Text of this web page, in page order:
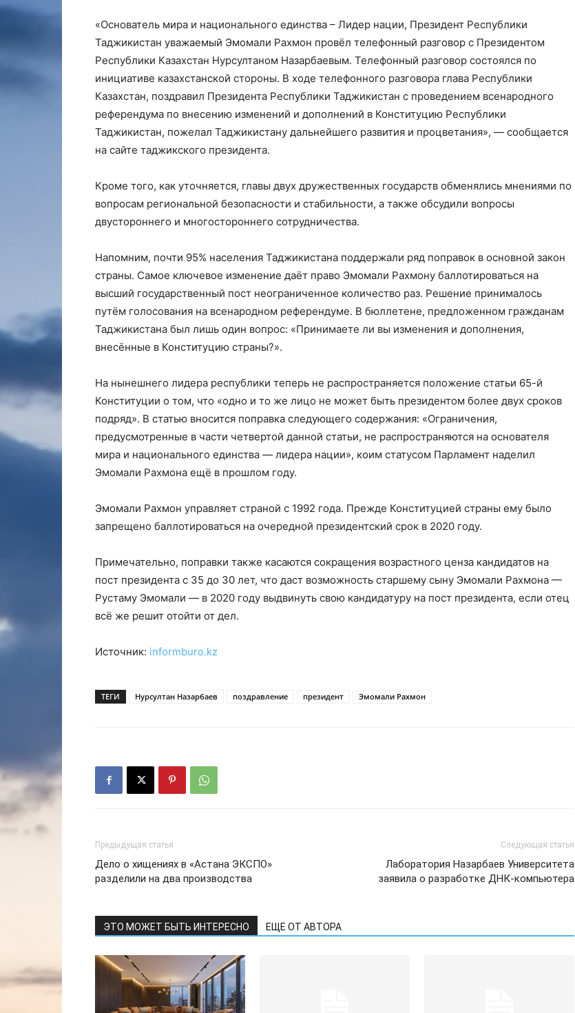
«Основатель мира и национального единства – Лидер нации, Президент Республики
Таджикистан уважаемый Эмомали Рахмон провёл телефонный разговор с Президентом
Республики Казахстан Нурсултаном Назарбаевым. Телефонный разговор состоялся по
инициативе казахстанской стороны. В ходе телефонного разговора глава Республики
Казахстан, поздравил Президента Республики Таджикистан с проведением всенародного
референдума по внесению изменений и дополнений в Конституцию Республики
Таджикистан, пожелал Таджикистану дальнейшего развития и процветания», — сообщается
на сайте таджикского президента.
Кроме того, как уточняется, главы двух дружественных государств обменялись мнениями по
вопросам региональной безопасности и стабильности, а также обсудили вопросы
двустороннего и многостороннего сотрудничества.
Напомним, почти 95% населения Таджикистана поддержали ряд поправок в основной закон
страны. Самое ключевое изменение даёт право Эмомали Рахмону баллотироваться на
высший государственный пост неограниченное количество раз. Решение принималось
путём голосования на всенародном референдуме. В бюллетене, предложенном гражданам
Таджикистана был лишь один вопрос: «Принимаете ли вы изменения и дополнения,
внесённые в Конституцию страны?».
На нынешнего лидера республики теперь не распространяется положение статьи 65-й
Конституции о том, что «одно и то же лицо не может быть президентом более двух сроков
подряд». В статью вносится поправка следующего содержания: «Ограничения,
предусмотренные в части четвертой данной статьи, не распространяются на основателя
мира и национального единства — лидера нации», коим статусом Парламент наделил
Эмомали Рахмона ещё в прошлом году.
Эмомали Рахмон управляет страной с 1992 года. Прежде Конституцией страны ему было
запрещено баллотироваться на очередной президентский срок в 2020 году.
Примечательно, поправки также касаются сокращения возрастного ценза кандидатов на
пост президента с 35 до 30 лет, что даст возможность старшему сыну Эмомали Рахмона —
Рустаму Эмомали — в 2020 году выдвинуть свою кандидатуру на пост президента, если отец
всё же решит отойти от дел.
Источник: informburo.kz
ТЕГИ Нурсултан Назарбаев поздравление президент Эмомали Рахмон
Предыдущая статья
Дело о хищениях в «Астана ЭКСПО»
разделили на два производства
Следующая статья
Лаборатория Назарбаев Университета
заявила о разработке ДНК-компьютера
ЭТО МОЖЕТ БЫТЬ ИНТЕРЕСНО ЕЩЕ ОТ АВТОРА